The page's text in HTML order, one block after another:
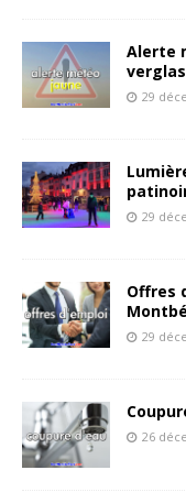
Alerte
29
29
Offres
29
26